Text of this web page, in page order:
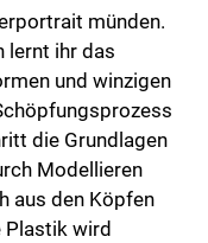
münden.
lernt ihr das
und winzigen
die Grundlagen
Modellieren
aus den Köpfen
Plastik wird